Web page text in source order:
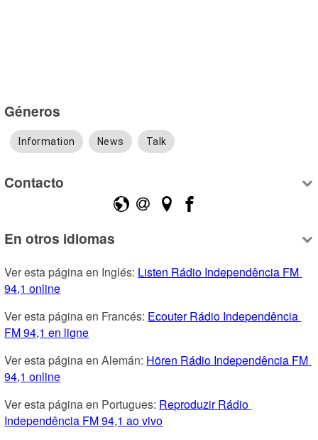
Géneros
Information News Talk
Contacto
En otros idiomas
Ver esta página en Inglés: Listen Rádio Independência FM
94,1 online
Ver esta página en Francés: Ecouter Rádio Independência
FM 94,1 en ligne
Ver esta página en Alemán: Hören Rádio Independência FM
94,1 online
Ver esta página en Portugues: Reproduzir Rádio
Independência FM 94,1 ao vivo